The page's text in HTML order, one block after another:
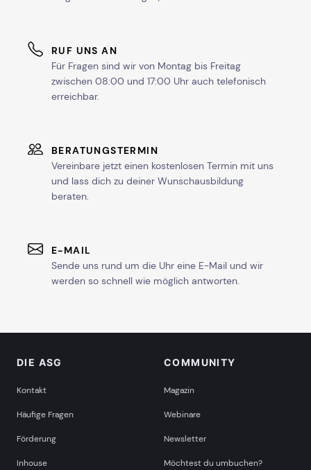
RUF UNS AN
Für Fragen sind wir von Montag bis Freitag
zwischen 08:00 und 17:00 Uhr auch telefonisch
erreichbar.
BERATUNGSTERMIN
Vereinbare jetzt einen kostenlosen Termin mit uns
und lass dich zu deiner Wunschausbildung
beraten.
E-MAIL
Sende uns rund um die Uhr eine E-Mail und wir
werden so schnell wie möglich antworten.
DIE ASG
Kontakt
Häufige Fragen
Förderung
Inhouse
COMMUNITY
Magazin
Webinare
Newsletter
Möchtest du umbuchen?